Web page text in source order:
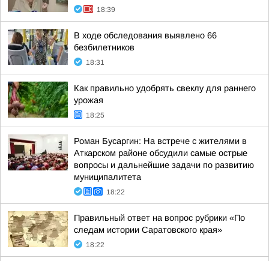
18:39
В ходе обследования выявлено 66
безбилетников
18:31
Как правильно удобрять свеклу для раннего
урожая
18:25
Роман Бусаргин: На встрече с жителями в
Аткарском районе обсудили самые острые
вопросы и дальнейшие задачи по развитию
муниципалитета
18:22
Правильный ответ на вопрос рубрики «По
следам истории Саратовского края»
18:22